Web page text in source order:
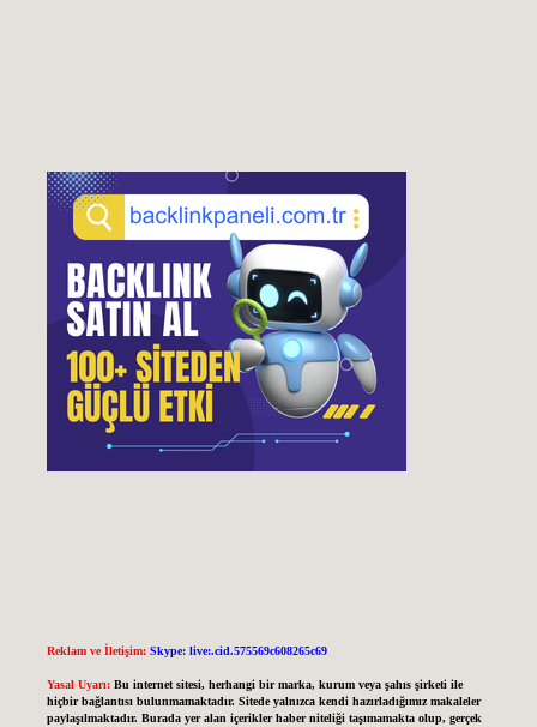
Reklam ve İletişim: Skype: live:.cid.575569c608265c69
Yasal Uyarı: Bu internet sitesi, herhangi bir marka, kurum veya şahıs şirketi ile
hiçbir bağlantısı bulunmamaktadır. Sitede yalnızca kendi hazırladığımız makaleler
paylaşılmaktadır. Burada yer alan içerikler haber niteliği taşımamakta olup, gerçek